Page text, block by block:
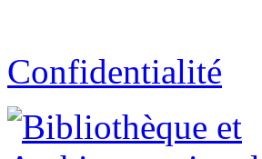
Confidentialité